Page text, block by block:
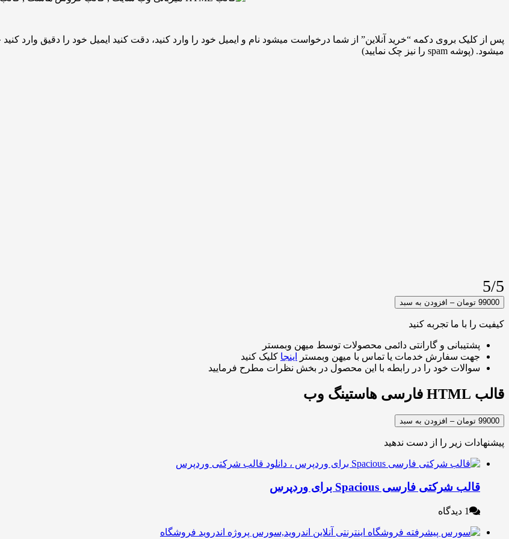
پس از کلیک بروی دکمه “خرید آنلاین” از شما درخواست میشود نام و ایمیل خود را وارد کنید، دقت کنید ایمیل خود را دقیق وارد
میشود. (پوشه spam را نیز چک نمایید)
5/5
99000 تومان – افزودن به سبد
کیفیت را با ما تجربه کنید
پشتیبانی و گارانتی دائمی محصولات توسط میهن وبمستر
جهت سفارش خدمات یا تماس با میهن وبمستر
اینجا کلیک کنید
سوالات خود را در رابطه با این محصول در بخش نظرات مطرح فرمایید
قالب HTML فارسی هاستینگ وب
99000 تومان – افزودن به سبد
پیشنهادات زیر را از دست ندهید
قالب شرکتی فارسی Spacious برای وردپرس
1 دیدگاه